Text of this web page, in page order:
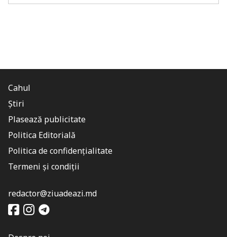
Cahul
Știri
Plasează publicitate
Politica Editorială
Politica de confidențialitate
Termeni și condiții
redactor@ziuadeazi.md